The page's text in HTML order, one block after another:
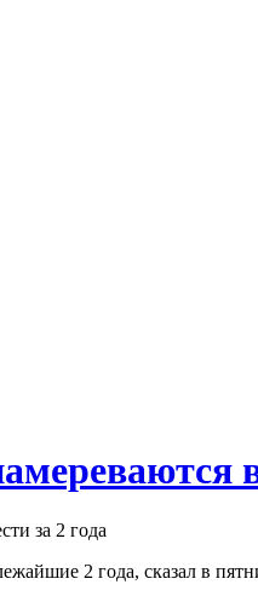
2 года, сказал в